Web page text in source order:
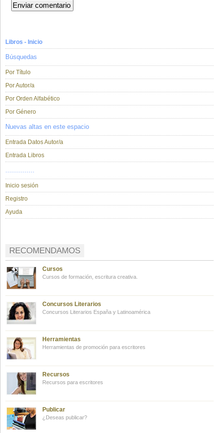
Libros - Inicio
Búsquedas
Por Título
Por Autor/a
Por Orden Alfabético
Por Género
Nuevas altas en este espacio
Entrada Datos Autor/a
Entrada Libros
...............
Inicio sesión
Registro
Ayuda
RECOMENDAMOS
Cursos
Cursos de formación, escritura creativa.
Concursos Literarios
Concursos Literarios España y Latinoamérica
Herramientas
Herramientas de promoción para escritores
Recursos
Recursos para escritores
Publicar
¿Deseas publicar?